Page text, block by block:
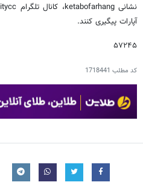
آپارات پیگیری کنند.
۵۷۲۴۵
کد مطلب 1718441